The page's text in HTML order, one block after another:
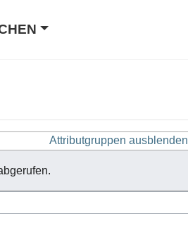
Attributgruppen ausblenden